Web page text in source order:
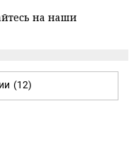
на наши
(12)